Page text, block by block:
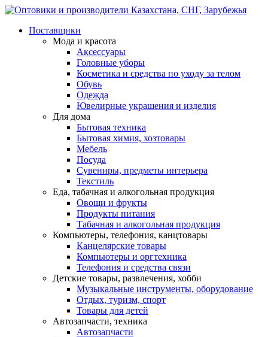
Поставщики
Мода и красота
Аксессуары
Головные уборы
Косметика и средства по уходу за телом
Обувь
Одежда
Ювелирные украшения и изделия
Для дома
Бытовая техника
Бытовая химия, хозтовары
Мебель
Посуда
Сувениры, предметы интерьера
Текстиль
Еда, табачная и алкогольная продукция
Овощи и фрукты
Продукты питания
Табачная и алкогольная продукция
Компьютеры, телефония, канцтовары
Канцелярские товары
Компьютеры и оргтехника
Телефония и средства связи
Детские товары, развлечения, хобби
Музыкальные инструменты, оборудование
Отдых, туризм, спорт
Товары для детей
Автозапчасти, техника
Автозапчасти